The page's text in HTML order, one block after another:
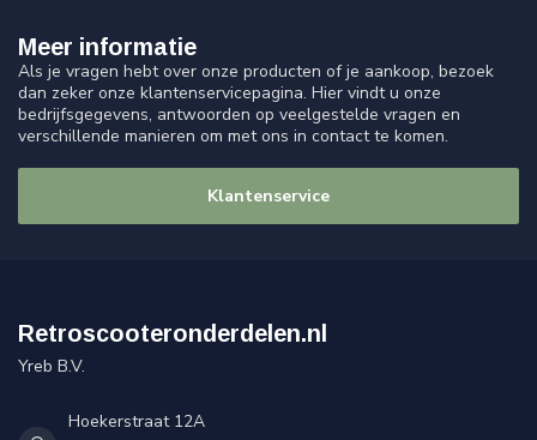
Meer informatie
Als je vragen hebt over onze producten of je aankoop, bezoek
dan zeker onze klantenservicepagina. Hier vindt u onze
bedrijfsgegevens, antwoorden op veelgestelde vragen en
verschillende manieren om met ons in contact te komen.
Klantenservice
Retroscooteronderdelen.nl
Yreb B.V.
Hoekerstraat 12A